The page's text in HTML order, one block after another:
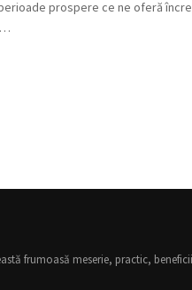
prospere ce ne oferă
…
frumoasă meserie, practic,